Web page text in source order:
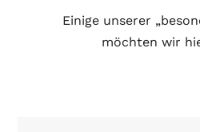
Einige unserer
möchten wir